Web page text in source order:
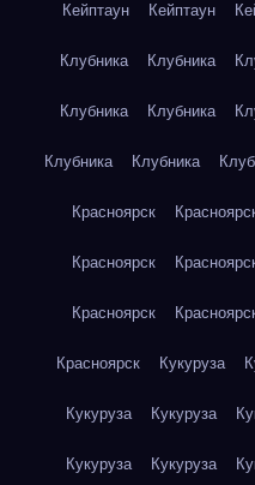
Кейптаун Кейптаун
Клубника Клубника
Клубника Клубника
Клубника Клубника
Красноярск
Красноярск
Красноярск
Красноярск Кукуруза
Кукуруза Кукуруза
Кукуруза Кукуруза